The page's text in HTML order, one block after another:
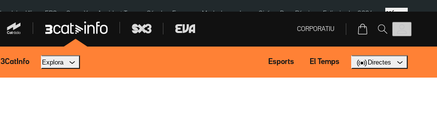
Kíiv ERC SpaceX Accident Tona Sánchez Europa Marlaska Jaume Giró Dron Rússia Eclipsi solar 2026 Més
CORPORATIU
3CatInfo Explora Esports El Temps Directes